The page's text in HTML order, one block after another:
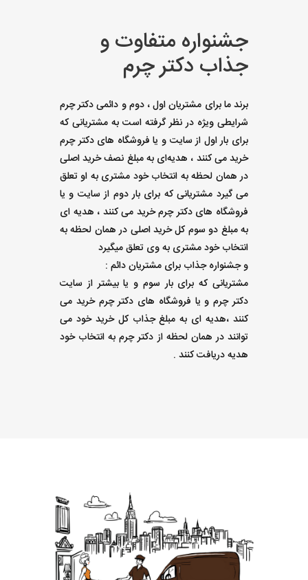
جشنواره متفاوت و
جذاب دکتر چرم
برند ما برای مشتریان اول ، دوم و دائمی دکتر چرم
شرایطی ویژه در نظر گرفته است به مشتریانی که
برای بار اول از سایت و یا فروشگاه های دکتر چرم
خرید می کنند ، هدیه‌ای به مبلغ نصف خرید اصلی
در همان لحظه به انتخاب خود مشتری به او تعلق
می گیرد مشتریانی که برای بار دوم از سایت و یا
فروشگاه های دکتر چرم خرید می کنند ، هدیه ای
به مبلغ دو سوم کل خرید اصلی در همان لحظه به
انتخاب خود مشتری به وی تعلق میگیرد
و جشنواره جذاب برای مشتریان دائم :
مشتریانی که برای بار سوم و یا بیشتر از سایت
دکتر چرم و یا فروشگاه های دکتر چرم خرید می
کنند ،هدیه ای به مبلغ جذاب کل خرید خود می
توانند در همان لحظه از دکتر چرم به انتخاب خود
هدیه دریافت کنند .